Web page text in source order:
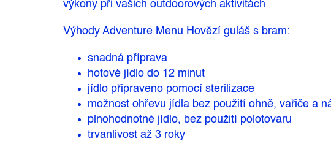
výkony při vašich outdoorových aktivitách
Výhody Adventure Menu Hovězí guláš s bram:
snadná příprava
hotové jídlo do 12 minut
jídlo připraveno pomocí sterilizace
možnost ohřevu jídla bez použití ohně, vařiče a
plnohodnotné jídlo, bez použití polotovaru
trvanlivost až 3 roky